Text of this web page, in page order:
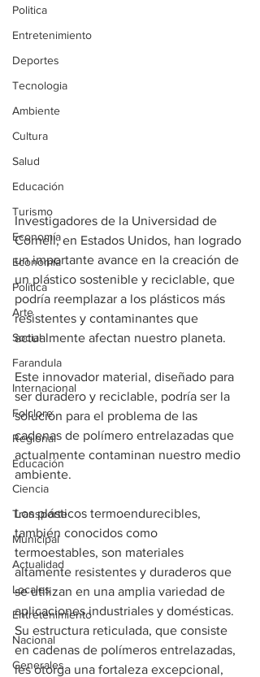
Politica
Entretenimiento
Deportes
Tecnologia
Ambiente
Cultura
Salud
Educación
Turismo
Economía
Economía
Política
Arte
Social
Farandula
Internacional
Folclore
Regional
Educación
Ciencia
Transporte
Municipal
Actualidad
Locales
Entretenimiento
Nacional
Generales
Investigadores de la Universidad de
Cornell, en Estados Unidos, han logrado
un importante avance en la creación de
un plástico sostenible y reciclable, que
podría reemplazar a los plásticos más
resistentes y contaminantes que
actualmente afectan nuestro planeta.
Este innovador material, diseñado para
ser duradero y reciclable, podría ser la
solución para el problema de las
cadenas de polímero entrelazadas que
actualmente contaminan nuestro medio
ambiente.
Los plásticos termoendurecibles,
también conocidos como
termoestables, son materiales
altamente resistentes y duraderos que
se utilizan en una amplia variedad de
aplicaciones industriales y domésticas.
Su estructura reticulada, que consiste
en cadenas de polímeros entrelazadas,
les otorga una fortaleza excepcional,